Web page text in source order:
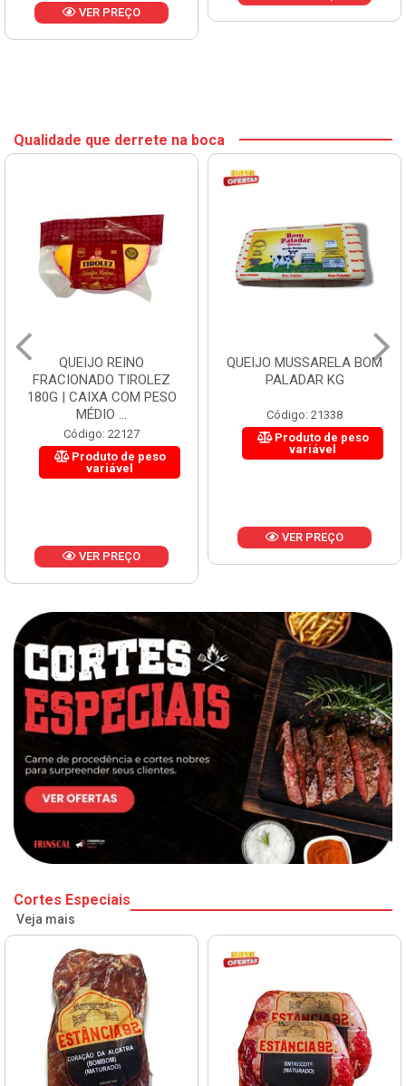
VER PREÇO
Qualidade que derrete na boca
QUEIJO REINO
FRACIONADO TIROLEZ
180G | CAIXA COM PESO
MÉDIO ...
Código: 22127
Produto de peso
variável
VER PREÇO
QUEIJO MUSSARELA BOM
PALADAR KG
Código: 21338
Produto de peso
variável
VER PREÇO
Cortes Especiais
Veja mais